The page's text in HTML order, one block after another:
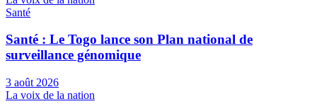
Santé
Santé : Le Togo lance son Plan national de
surveillance génomique
3 août 2026
La voix de la nation